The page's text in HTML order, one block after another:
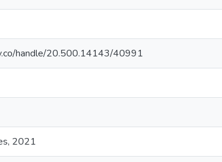
handle/20.500.14143/40991
2021